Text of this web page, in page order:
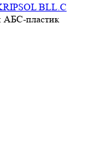
BLL.C
АБС-пластик